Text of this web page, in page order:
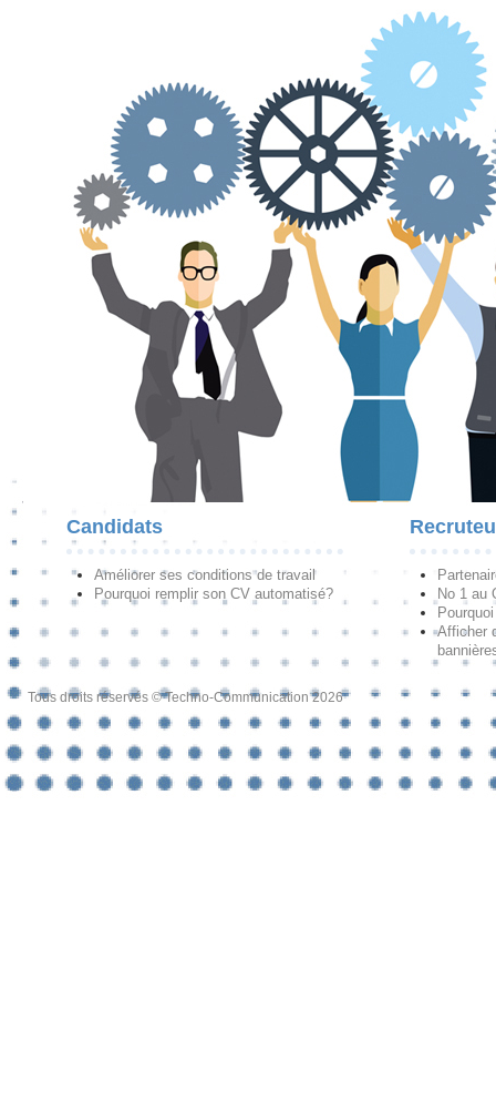
Candidats
Améliorer ses conditions de travail
Pourquoi remplir son CV automatisé?
No 1 au
Afficher
Tous droits réservés © Techno-Communication 2026